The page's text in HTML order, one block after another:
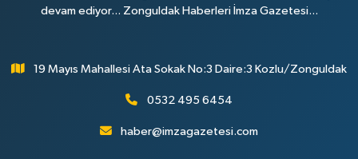
devam ediyor... Zonguldak Haberleri İmza Gazetesi...
19 Mayıs Mahallesi Ata Sokak No:3 Daire:3 Kozlu/Zonguldak
0532 495 6454
haber@imzagazetesi.com